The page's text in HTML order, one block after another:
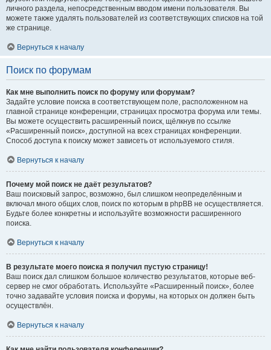
личного раздела, непосредственным вводом имени пользователя. Вы
можете также удалять пользователей из соответствующих списков на той
же странице.
Вернуться к началу
Поиск по форумам
Как мне выполнить поиск по форуму или форумам?
Задайте условие поиска в соответствующем поле, расположенном на
главной странице конференции, страницах просмотра форума или темы.
Вы можете осуществить расширенный поиск, щёлкнув по ссылке
«Расширенный поиск», доступной на всех страницах конференции.
Способ доступа к поиску может зависеть от используемого стиля.
Вернуться к началу
Почему мой поиск не даёт результатов?
Ваш поисковый запрос, возможно, был слишком неопределённым и
включал много общих слов, поиск по которым в phpBB не осуществляется.
Будьте более конкретны и используйте возможности расширенного
поиска.
Вернуться к началу
В результате моего поиска я получил пустую страницу!
Ваш поиск дал слишком большое количество результатов, которые веб-
сервер не смог обработать. Используйте «Расширенный поиск», более
точно задавайте условия поиска и форумы, на которых он должен быть
осуществлён.
Вернуться к началу